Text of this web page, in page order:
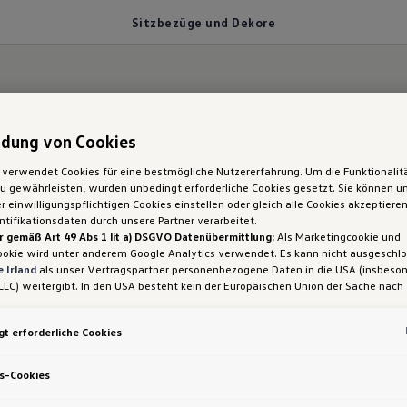
Sitzbezüge und Dekore
Werte: robust,
haben sich unsere Interieur-Designer
dem Charakter der jeweiligen Modellvariante im
Aventura dominieren hochwertige
für Bereiche wie Ablagefächer, Mittelarmlehne
– wie auch bei der dezenten
von Cookies
verwendet Cookies für eine bestmögliche Nutzererfahrung. Um die
gewährleisten, wurden unbedingt erforderliche Cookies gesetzt. Sie können
einwilligungspflichtigen Cookies einstellen oder gleich alle Cookies
durch unsere Partner verarbeitet.
gemäß Art 49 Abs 1 lit a) DSGVO Datenübermittlung:Als Marketingcookie und
wird unter anderem Google Analytics verwendet. Es kann nicht
Irland als unser Vertragspartner personenbezogene Daten in die USA
weitergibt. In den USA besteht kein der Europäischen Union der Sache nach
durchsetzen können, in den USA keine Datenschutzgrundsätze bestehen,
können, wobei Eingriffe in Ihre persönlichen Rechte und Freiheiten nicht
beschränkt sind.
erforderliche Cookies
Cookies